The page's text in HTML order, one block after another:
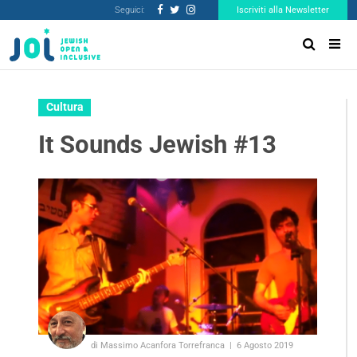
Seguici: Iscriviti alla Newsletter
Cultura
It Sounds Jewish #13
di Massimo Acanfora Torrefranca 6 Agosto 2019